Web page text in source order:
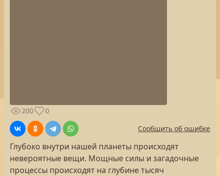
200
0
Сообщить об ошибке
Глубоко внутри нашей планеты происходят
невероятные вещи. Мощные силы и загадочные
процессы происходят на глубине тысяч